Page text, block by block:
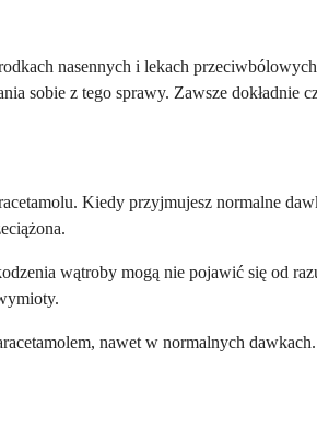
nasennych i lekach
sobie z tego sprawy. Zawsze dokładnie
Kiedy przyjmujesz normalne
wątroby mogą nie pojawić się od
nawet w normalnych